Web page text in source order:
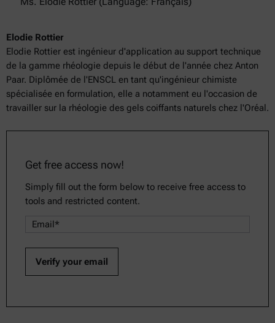
Elodie Rottier
Elodie Rottier est ingénieur d'application au support technique
de la gamme rhéologie depuis le début de l'année chez Anton
Paar. Diplômée de l'ENSCL en tant qu'ingénieur chimiste
spécialisée en formulation, elle a notamment eu l'occasion de
travailler sur la rhéologie des gels coiffants naturels chez l'Oréal.
Get free access now!
Simply fill out the form below to receive free access to
tools and restricted content.